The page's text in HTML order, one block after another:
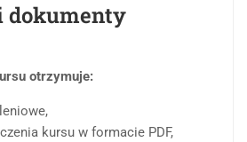
dokumenty
otrzymuje:
kursu w formacie PDF,